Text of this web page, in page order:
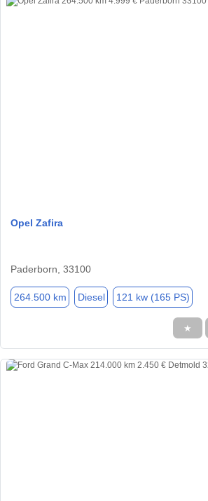
Opel Zafira
Paderborn, 33100
264.500 km Diesel 121 kw (165 PS)
★